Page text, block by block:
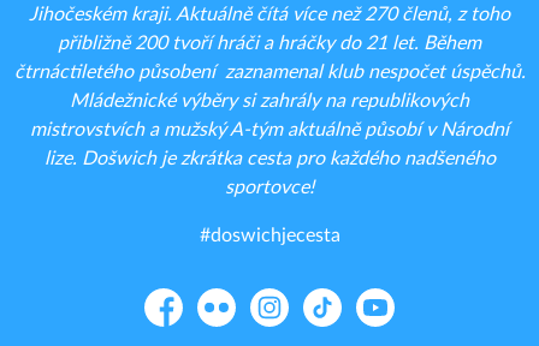
Jihočeském kraji. Aktuálně čítá více než 270 členů, z toho
přibližně 200 tvoří hráči a hráčky do 21 let. Během
čtrnáctiletého působení zaznamenal klub nespočet úspěchů.
Mládežnické výběry si zahrály na republikových
mistrovstvích a mužský A-tým aktuálně působí v Národní
lize. Došwich je zkrátka cesta pro každého nadšeného
sportovce!
#doswichjecesta
FacebookFlickr Instagram
TikTok YouTube